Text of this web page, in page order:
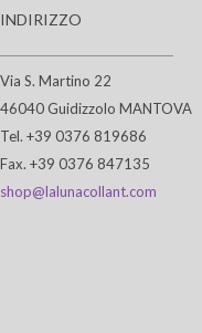
INDIRIZZO
Via S. Martino 22
46040 Guidizzolo MANTOVA
Tel. +39 0376 819686
Fax. +39 0376 847135
shop@lalunacollant.com